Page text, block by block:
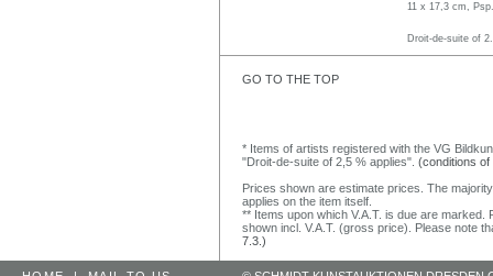
11 x 17,3 cm,
Droit-de-suite of
GO TO THE TOP
* Items of artists registered with the VG
"Droit-de-suite of 2,5 % applies". (conditions of
Prices shown are estimate prices. The
applies on the item itself.
** Items upon which V.A.T. is due are
shown incl. V.A.T. (gross price). Please note
7.3.)